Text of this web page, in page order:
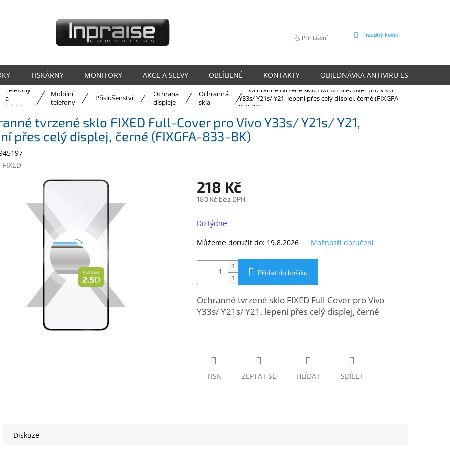
Přihlášení
NÁKUPNÍ
Prázdný košík
TISKÁRNY MONITORY AKCE A SLEVY OBLÍBENÉ KONTAKTY OBJEDNÁVKA ANTIVIRU ESET
Telefony
a
tablety
Mobilní
telefony
Příslušenství
Ochrana
displeje
Ochranná
skla
Ochranné tvrzené sklo FIXED Full-Cover pro Vivo
Y33s/ Y21s/ Y21, lepení přes celý displej, černé (FIXGFA-
833-BK)
tvrzené sklo FIXED Full-Cover pro Vivo Y33s/ Y21s/ Y21,
přes celý displej, černé (FIXGFA-833-BK)
FIXED
218 Kč
180 Kč bez DPH
cena:
Do týdne
Můžeme doručit do: 19.8.2026 Možnosti doručení
Přidat do košíku
Ochranné tvrzené sklo FIXED Full-Cover pro Vivo
Y33s/ Y21s/ Y21, lepení přes celý displej, černé
TISK ZEPTAT SE HLÍDAT SDÍLET
Diskuze